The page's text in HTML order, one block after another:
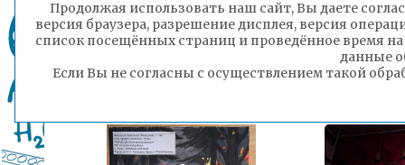
Юнармейцы Читы
встретились с легендой
военного пятиборья
Владимиром Вахрушевым
28.03.2025 14:10
Продолжая использовать наш сайт, Вы даете
версия браузера, разрешение дисплея, версия
список посещённых страниц и проведённое время
данные
Если Вы не согласны с осуществлением такой